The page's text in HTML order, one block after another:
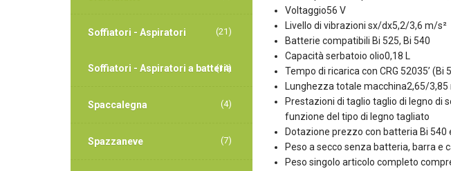
Voltaggio56 V
Livello di vibrazioni sx/dx5,2/3,6 m/s²
Batterie compatibili Bi 525, Bi 540
Capacità serbatoio olio0,18 L
Tempo di ricarica con CRG 52035’ (Bi
Lunghezza totale macchina2,65/3,85
Prestazioni di taglio taglio di legno di
funzione del tipo di legno tagliato
Dotazione prezzo con batteria Bi 540
Peso a secco senza batteria, barra e
Peso singolo articolo completo
Soffiatori - Aspiratori (21)
Soffiatori - Aspiratori a batteria
(14)
Spaccalegna (4)
Spazzaneve (7)